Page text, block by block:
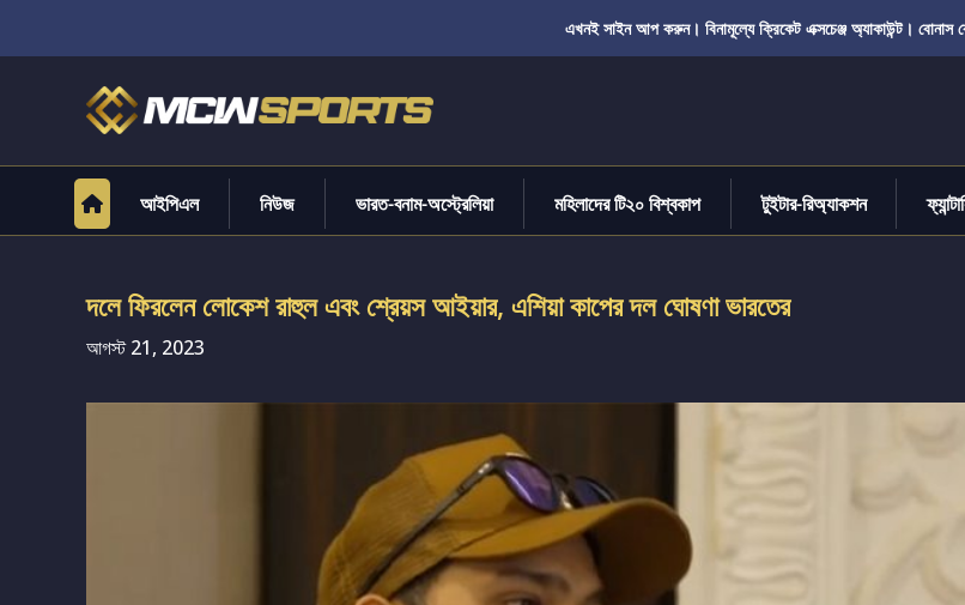
এখনই সাইন আপ করুন। বিনামূল্যে ক্রিকেট এক্সচেঞ্জ অ্যাকাউন্ট। বোনাস
আইপিএল নিউজ ভারত-বনাম-অস্ট্রেলিয়া মহিলাদের টি২০ বিশ্বকাপ টুইটার-রিঅ্যাকশন
দলে ফিরলেন লোকেশ রাহুল এবং শ্রেয়স আইয়ার, এশিয়া কাপের দল ঘোষণা ভারতের
আগস্ট 21, 2023